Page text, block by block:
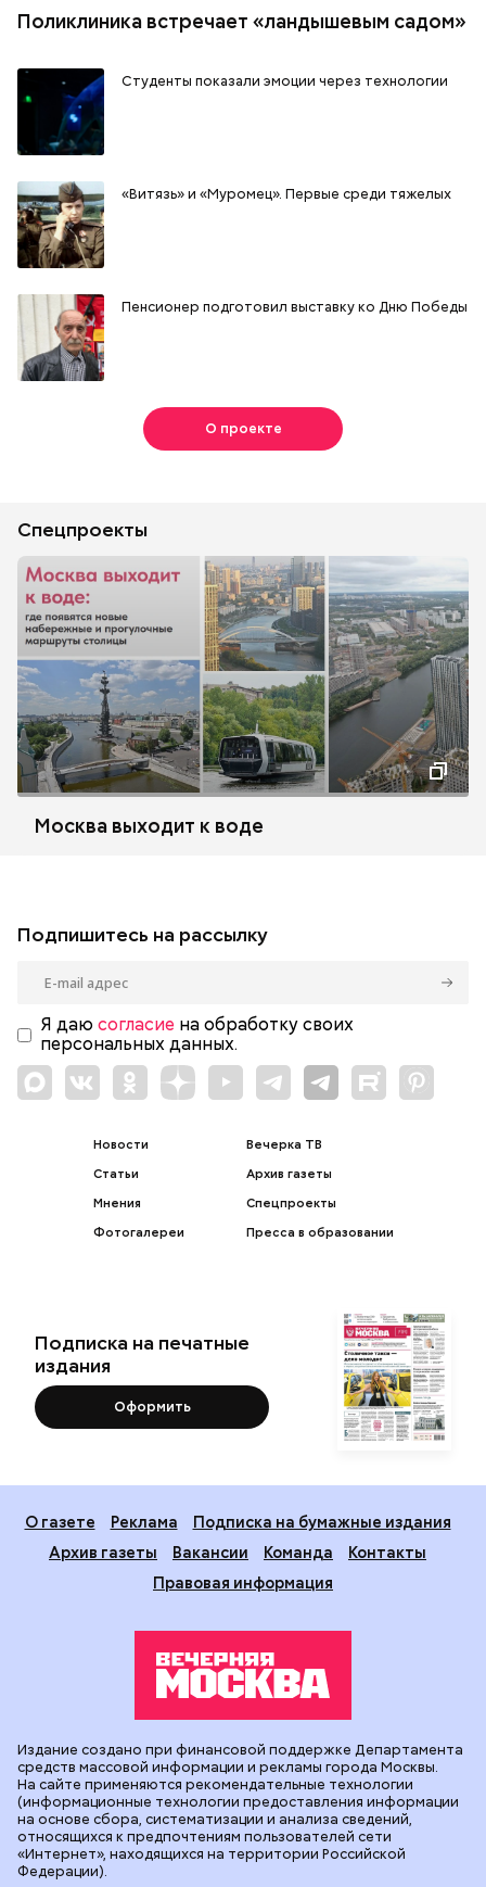
Поликлиника встречает «ландышевым садом»
Студенты показали эмоции через технологии
«Витязь» и «Муромец». Первые среди тяжелых
Пенсионер подготовил выставку ко Дню Победы
О проекте
Спецпроекты
Москва выходит к воде
Подпишитесь на рассылку
Я даю согласие на обработку своих
персональных данных.
Новости
Статьи
Мнения
Фотогалереи
Вечерка ТВ
Архив газеты
Спецпроекты
Пресса в образовании
Подписка на печатные
издания
Оформить
О газете Реклама
Подписка на бумажные издания
Архив газеты
Вакансии Команда
Контакты
Правовая информация
Издание создано при финансовой поддержке Департамента
средств массовой информации и рекламы города Москвы.
На сайте применяются рекомендательные технологии
(информационные технологии предоставления информации
на основе сбора, систематизации и анализа сведений,
относящихся к предпочтениям пользователей сети
«Интернет», находящихся на территории Российской
Федерации).